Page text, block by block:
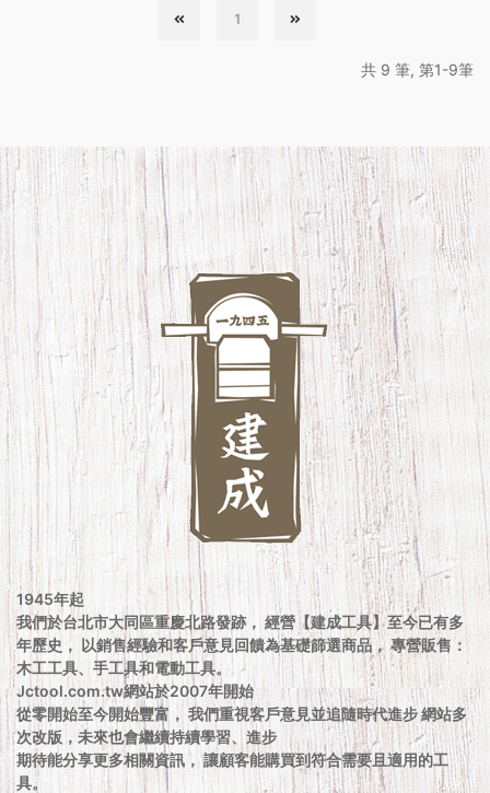
1
共 9 筆, 第1-9筆
1945年起
我們於台北市大同區重慶北路發跡， 經營【建成工具】至今已有多
年歷史， 以銷售經驗和客戶意見回饋為基礎篩選商品， 專營販售：
木工工具、手工具和電動工具。
Jctool.com.tw網站於2007年開始
從零開始至今開始豐富， 我們重視客戶意見並追隨時代進步 網站多
次改版，未來也會繼續持續學習、進步
期待能分享更多相關資訊， 讓顧客能購買到符合需要且適用的工
具。